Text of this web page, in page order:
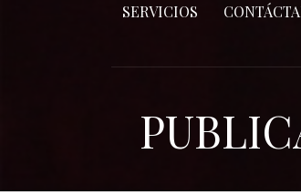
SERVICIOS